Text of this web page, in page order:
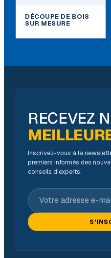
DÉCOUPE DE BOIS
SUR MESURE
RECEVEZ
Inscrivez-vous à la
premiers informés des
conseils d'experts.
Votre adresse e-mail